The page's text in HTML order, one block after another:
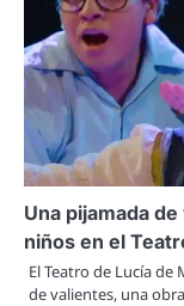
Una pijamada
niños en el
El Teatro de Lucía
de valientes, una